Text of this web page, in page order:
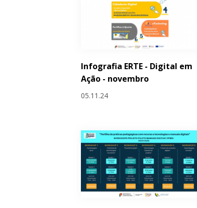
Infografia ERTE - Digital em
Ação - novembro
05.11.24